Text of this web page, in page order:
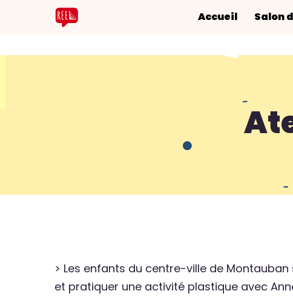
Accueil Salon
> Les enfants du centre-ville de
et pratiquer une activité plastique avec